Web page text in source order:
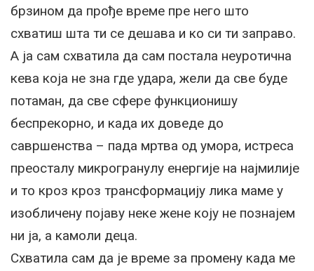
брзином да прође време пре него што
схватиш шта ти се дешава и ко си ти заправо.
А ја сам схватила да сам постала неуротична
кева која не зна где удара, жели да све буде
потаман, да све сфере функционишу
беспрекорно, и када их доведе до
савршенства – пада мртва од умора, истреса
преосталу микрогранулу енергије на најмилије
и то кроз кроз трансформацију лика маме у
изобличену појаву неке жене коју не познајем
ни ја, а камоли деца.
Схватила сам да је време за промену када ме